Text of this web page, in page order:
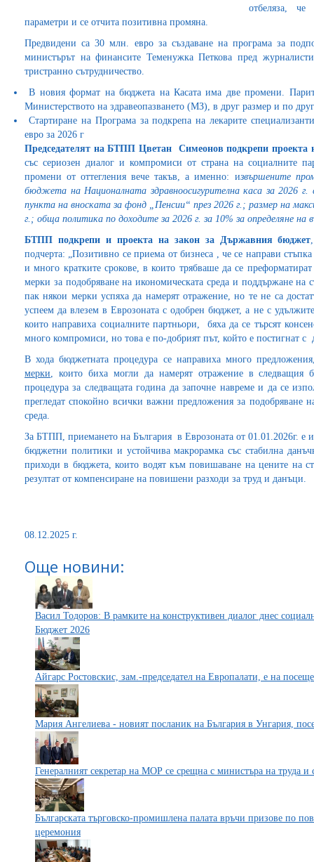
отбеляза,
параметри и се отчита позитивна промяна.
Предвидени са 30 млн. евро за създаване на програма за
министърът на финансите Теменужка Петкова пред
тристранно сътрудничество.
В новия формат на бюджета на Касата има две промени.
Министерството на здравеопазването (МЗ), в друг размер и по
Стартиране на Програма за подкрепа на лекарите
евро за 2026 г
Председателят на БТПП Цветан
Симеонов подкрепи
със сериозен диалог и компромиси от страна на социалните
промени от оттегления вече такъв, а именно: извършените
бюджета на Националната здравноосигурителна каса за 2026
пункта на вноската за фонд „Пенсии“ през 2026 г.; размер на
г.; обща политика по доходите за 2026 г. за 10% за определяне на
БТПП подкрепи и проекта на закон за Държавния бюджет
подчерта: „Позитивно се приема от бизнеса , че се направи
и много кратките срокове, в които трябваше да се
мерки за подобряване на икономическата среда и поддържане на
пак някои мерки успяха да намерят отражение, но те не са
успеем да влезем в Еврозоната с одобрен бюджет, а не с
които направиха социалните партньори, бяха да се търсят
много компромиси, но това е по-добрият път, който е постигнат с
В хода бюджетната процедура се направиха много
мерки, които биха могли да намерят отражение в следващия
процедура за следващата година да започне навреме и да се
прегледат спокойно всички важни предложения за подобряване
среда.
За БТПП, приемането на България в Еврозоната от 01.01.2026г. е
бюджетни политики и устойчива макрорамка със стабилна
приходи в бюджета, които водят към повишаване на цените на
резултат от компенсиране на повишени разходи за труд и данъци.
08.12.2025 г.
Още новини:
Васил Тодоров: В рамките на конструктивен диалог днес
Бюджет 2026
Айгарс Ростовскис, зам.-председател на Европалати, е на
Мария Ангелиева - новият посланик на България в Унгария,
Генералният секретар на МОР се срещна с министъра на труда и
Българската търговско-промишлена палата връчи призове по
церемония